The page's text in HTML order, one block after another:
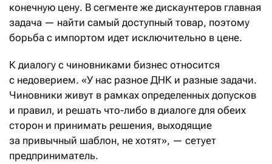
конечную цену. В сегменте же дискаунтеров главная
задача — найти самый доступный товар, поэтому
борьба с импортом идет исключительно в цене.
К диалогу с чиновниками бизнес относится
с недоверием. «У нас разное ДНК и разные задачи.
Чиновники живут в рамках определенных допусков
и правил, и решать что-либо в диалоге для обеих
сторон и принимать решения, выходящие
за привычный шаблон, не хотят», — сетует
предприниматель.